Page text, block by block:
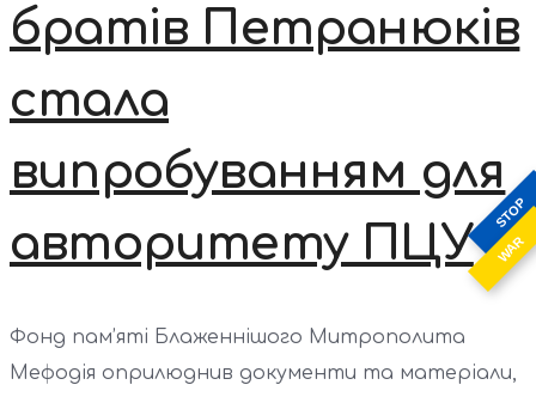
STOP
WAR
братів Петранюків
стала
випробуванням для
авторитету ПЦУ
Фонд пам’яті Блаженнішого Митрополита
Мефодія оприлюднив документи та матеріали,